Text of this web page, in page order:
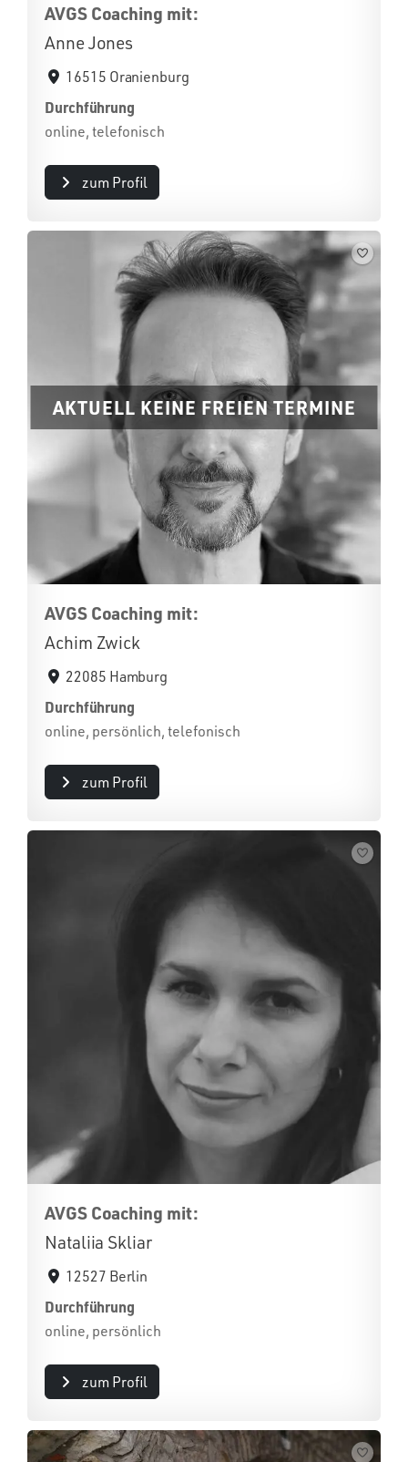
AVGS Coaching mit:
Anne Jones
16515 Oranienburg
Durchführung
online, telefonisch
zum Profil
AKTUELL KEINE FREIEN TERMINE
AVGS Coaching mit:
Achim Zwick
22085 Hamburg
Durchführung
online, persönlich, telefonisch
zum Profil
AVGS Coaching mit:
Nataliia Skliar
12527 Berlin
Durchführung
online, persönlich
zum Profil